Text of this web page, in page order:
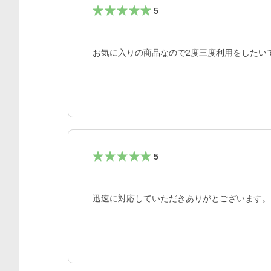
5
お気に入りの商品なので2度三度利用をしたい
5
迅速に対応していただきありがとございます。